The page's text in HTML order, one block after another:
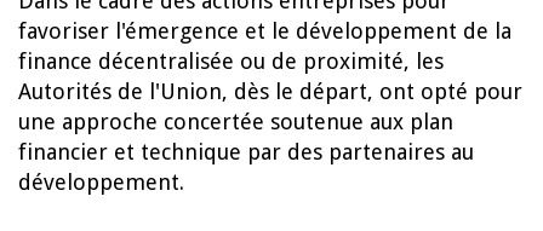
favoriser l'émergence et le développement de la
finance décentralisée ou de proximité, les
Autorités de l'Union, dès le départ, ont opté pour
une approche concertée soutenue aux plan
financier et technique par des partenaires au
développement.